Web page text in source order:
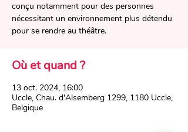
conçu notamment pour des personnes
nécessitant un environnement plus détendu
pour se rendre au théâtre.
Où et quand ?
13 oct. 2024, 16:00
Uccle, Chau. d'Alsemberg 1299, 1180 Uccle,
Belgique